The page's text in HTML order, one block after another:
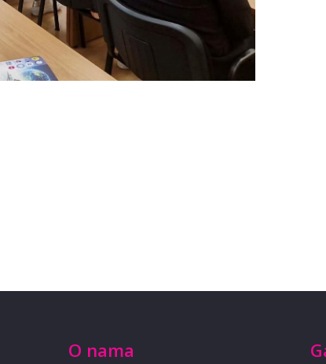
O nama